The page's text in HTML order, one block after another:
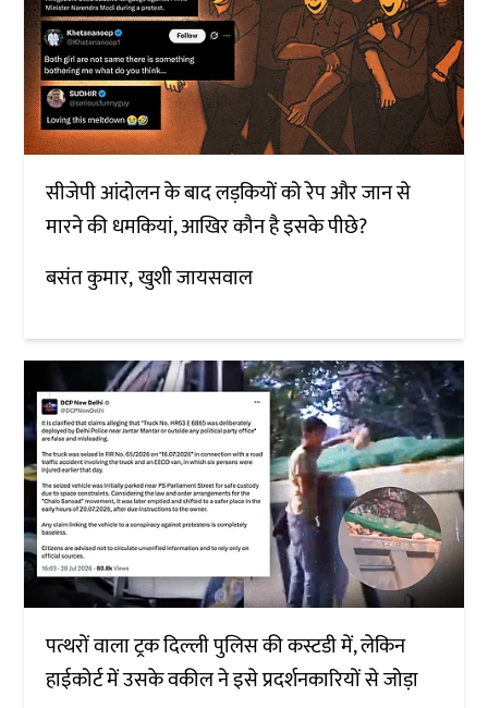
सीजेपी आंदोलन के बाद लड़कियों को रेप और जान से
मारने की धमकियां, आखिर कौन है इसके पीछे?
बसंत कुमार खुशी जायसवाल
पत्थरों वाला ट्रक दिल्ली पुलिस की कस्टडी में, लेकिन
हाईकोर्ट में उसके वकील ने इसे प्रदर्शनकारियों से जोड़ा